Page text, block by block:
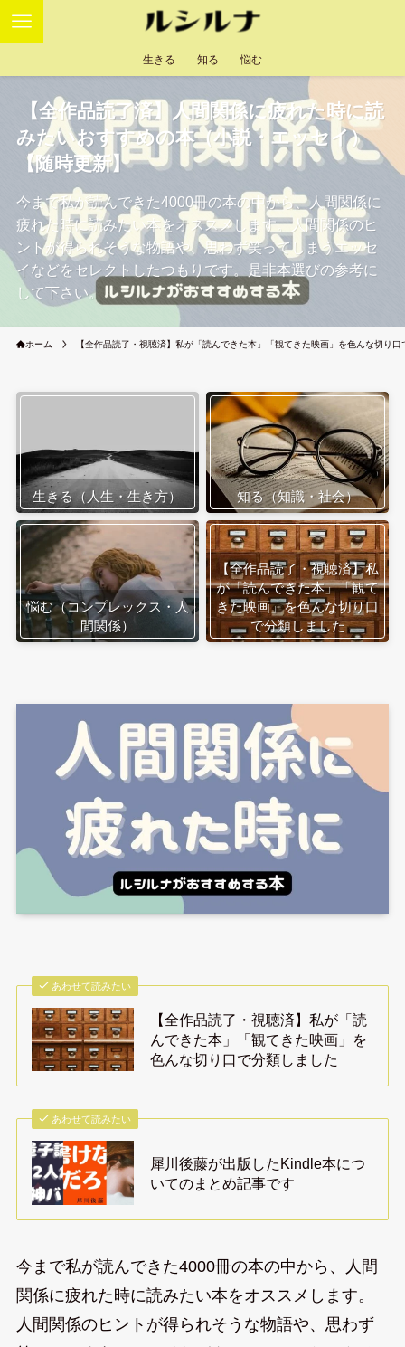
生きる 知る 悩む
【全作品読了済】人間関係に疲れた時に読
みたいおすすめの本（小説・エッセイ）
【随時更新】
今まで私が読んできた4000冊の本の中から、人間関係に
疲れた時に読みたい本をオススメします。人間関係のヒ
ントが得られそうな物語や、思わず笑ってしまうエッセ
イなどをセレクトしたつもりです。是非本選びの参考に
して下さい。
ホーム 【全作品読了・視聴済】私が「読んできた本」「観てきた映画」を色んな切り口
生きる（人生・生き方） 知る（知識・社会）
悩む（コンプレックス・人
間関係）
【全作品読了・視聴済】私
が「読んできた本」「観て
きた映画」を色んな切り口
で分類しました
あわせて読みたい
【全作品読了・視聴済】私が「読
んできた本」「観てきた映画」を
色んな切り口で分類しました
あわせて読みたい
犀川後藤が出版したKindle本につ
いてのまとめ記事です
今まで私が読んできた4000冊の本の中から、人間
関係に疲れた時に読みたい本をオススメします。
人間関係のヒントが得られそうな物語や、思わず